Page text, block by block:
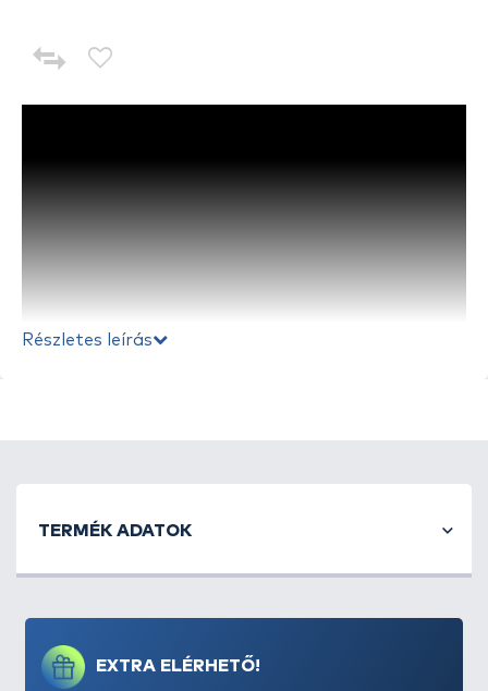
elősegítve a dobástávolság növekedését. Továbbá
megakadályozzák az elgurulást vagy az elmozdulást
egyedülálló a Nash mérnökei által tervezett
bemélyedés, amely felfogja a törmeléket, iszapot
vagy agyagot, és segít meghatározni a tómeder
Részletes leírás
EXTRA ELÉRHETŐ!
TERMÉK ADATOK